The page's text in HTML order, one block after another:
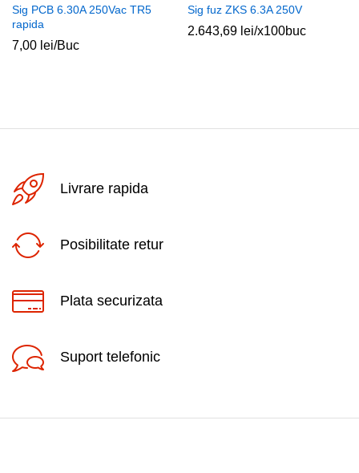
Sig PCB 6.30A 250Vac TR5
rapida
7,00 lei/Buc
Sig fuz ZKS 6.3A 250V
2.643,69 lei/x100buc
Livrare rapida
Posibilitate retur
Plata securizata
Suport telefonic